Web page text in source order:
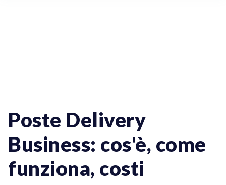
Poste Delivery
Business: cos'è, come
funziona, costi